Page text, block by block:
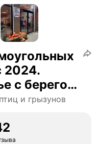
2024.
с берегов
и грызунов